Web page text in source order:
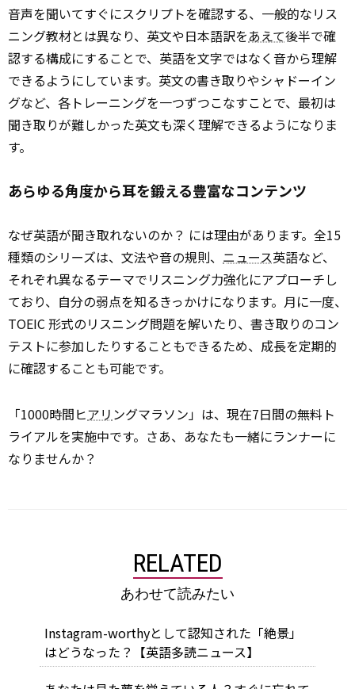
音声を聞いてすぐにスクリプトを確認する、一般的なリス
ニング教材とは異なり、英文や日本語訳をあえて後半で確
認する構成にすることで、英語を文字ではなく音から理解
できるようにしています。英文の書き取りやシャドーイン
グなど、各トレーニングを一つずつこなすことで、最初は
聞き取りが難しかった英文も深く理解できるようになりま
す。
あらゆる角度から耳を鍛える豊富なコンテンツ
なぜ英語が聞き取れないのか？ には理由があります。全15
種類のシリーズは、文法や音の規則、 ニュース英語など、
それぞれ異なるテーマでリスニング力強化にアプローチし
ており、自分の弱点を知るきっかけになります。月に一度、
TOEIC 形式のリスニング問題を解いたり、書き取りのコン
テストに参加したりすることもできるため、成長を定期的
に確認することも可能です。
「1000時間ヒアリ ングマラソン」は、現在7日間の無料ト
ライアルを実施中です。さあ、あなたも一緒にランナーに
なりませんか？
RELATED
あわせて読みたい
Instagram-worthyとして認知された「絶景」
はどうなった？【英語多読ニュース】